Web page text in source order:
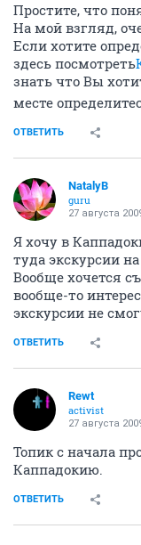
Простите, что
На мой взгляд,
Если хотите
здесь посмотреть
знать что Вы
месте
ОТВЕТИТЬ
NatalyB
guru
27 августа
Я хочу в
туда экскурсии
Вообще хочется
вообще-то
экскурсии не
ОТВЕТИТЬ
Rewt
activist
27 августа
Топик с начала
Каппадокию.
ОТВЕТИТЬ